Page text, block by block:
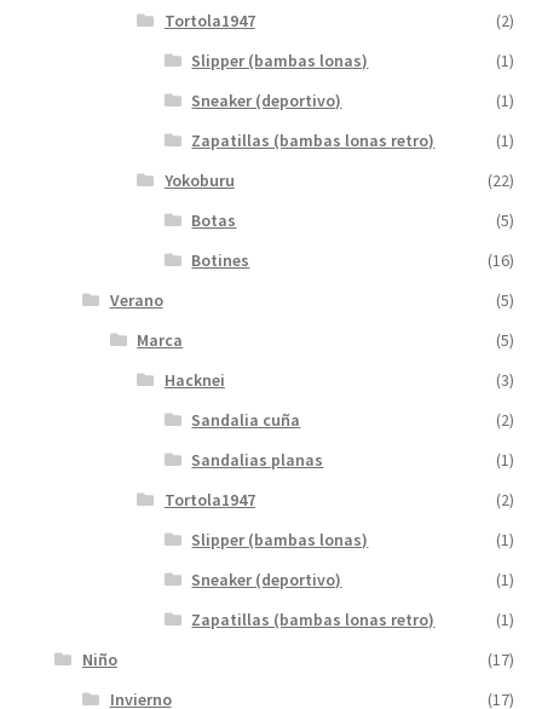
Tortola1947
(2)
Slipper (bambas lonas)
(1)
Sneaker (deportivo)
(1)
Zapatillas (bambas lonas retro)
(1)
Yokoburu
(22)
Botas
(5)
Botines
(16)
Verano
(5)
Marca
(5)
Hacknei
(3)
Sandalia cuña
(2)
Sandalias planas
(1)
Tortola1947
(2)
Slipper (bambas lonas)
(1)
Sneaker (deportivo)
(1)
Zapatillas (bambas lonas retro)
(1)
Niño
(17)
Invierno
(17)